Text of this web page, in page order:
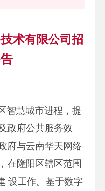
术有限公司招
智慧城市进程，提
政府公共服务效
府与云南华天网络
在隆阳区辖区范围
设工作。基于数字